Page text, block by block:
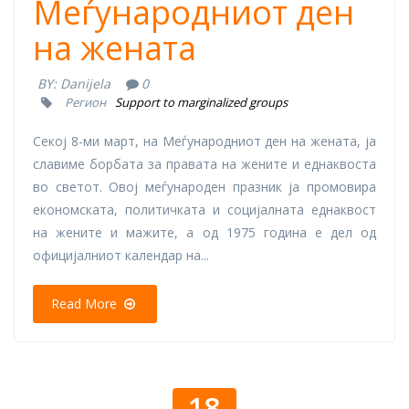
Меѓународниот ден
на жената
BY: Danijela 0
Регион Support to marginalized groups
Секој 8-ми март, на Меѓународниот ден на жената, ја
славиме борбата за правата на жените и еднаквоста
во светот. Овој меѓународен празник ја промовира
економската, политичката и социјалната еднаквост
на жените и мажите, а од 1975 година е дел од
официјалниот календар на...
Read More